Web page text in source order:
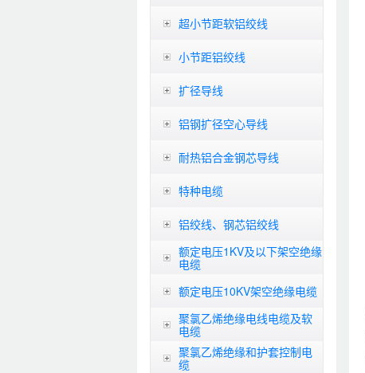
超小节距软铝绞线
小节距铝绞线
扩径导线
铝钢扩径空心导线
耐热铝合金钢芯导线
特种电缆
铝绞线、钢芯铝绞线
额定电压1KV及以下架空绝缘
电缆
额定电压10KV架空绝缘电缆
聚氯乙烯绝缘电线电缆及软
电缆
聚氯乙烯绝缘和护套控制电
缆